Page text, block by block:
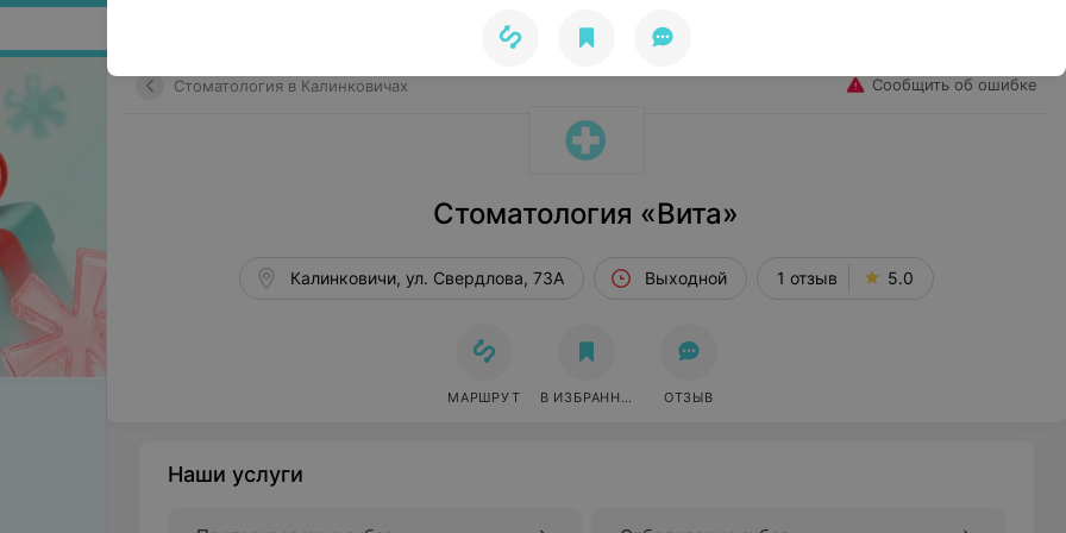
Стоматология в Калинковичах Сообщить об ошибке
Стоматология «Вита»
Калинковичи, ул. Свердлова, 73А Выходной 1 отзыв 5.0
МАРШРУТ В ИЗБРАННОЕ ОТЗЫВ
Наши услуги